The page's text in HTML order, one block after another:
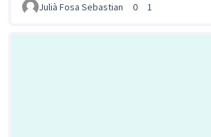
Julià Fosa Sebastian 0 1